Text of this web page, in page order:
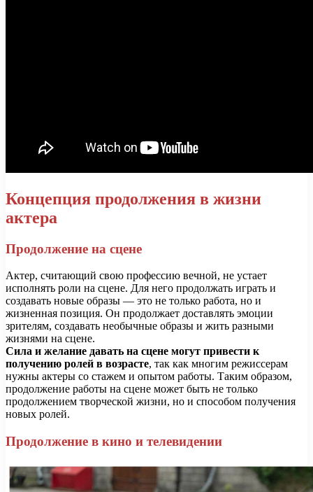
Концепция продолжения в жизни
актера
Продолжение на сцене
Актер, считающий свою профессию вечной, не устает
исполнять роли на сцене. Для него продолжать играть и
создавать новые образы — это не только работа, но и
жизненная позиция. Он продолжает доставлять эмоции
зрителям, создавать необычные образы и жить разными
жизнями на сцене.
Сила и желание давать на сцене могут привести к
получению ролей в возрасте, так как многим режиссерам
нужны актеры со стажем и опытом работы. Таким образом,
продолжение работы на сцене может быть не только
продолжением творческой жизни, но и способом получения
новых ролей.
Продолжение в кино и телевидении